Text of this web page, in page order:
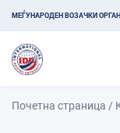
МЕЃУНАРОДЕН ВОЗАЧКИ ОРГАН
Почетна страница /